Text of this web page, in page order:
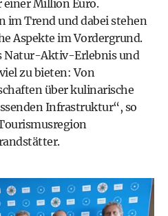
einer Million Euro.
im Trend und dabei stehen
Aspekte im Vordergrund.
Natur-Aktiv-Erlebnis und
zu bieten: Von
über kulinarische
Infrastruktur“, so